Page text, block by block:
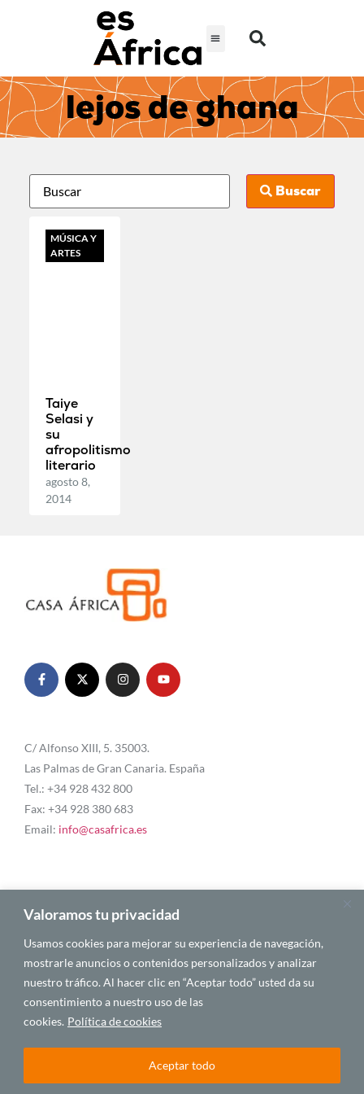
Valoramos tu privacidad
Usamos cookies para mejorar su experiencia de navegación,
mostrarle anuncios o contenidos personalizados y analizar
nuestro tráfico. Al hacer clic en “Aceptar todo” usted da su
consentimiento a nuestro uso de las
cookies. Política de cookies
Aceptar todo
lejos de ghana
Buscar
MÚSICA Y
ARTES
Taiye
Selasi y
su
afropolitismo
literario
agosto 8,
2014
C/ Alfonso XIII, 5. 35003.
Las Palmas de Gran Canaria. España
Tel.: +34 928 432 800
Fax: +34 928 380 683
Email: info@casafrica.es
Blog
Quiénes somos
Autores
Español